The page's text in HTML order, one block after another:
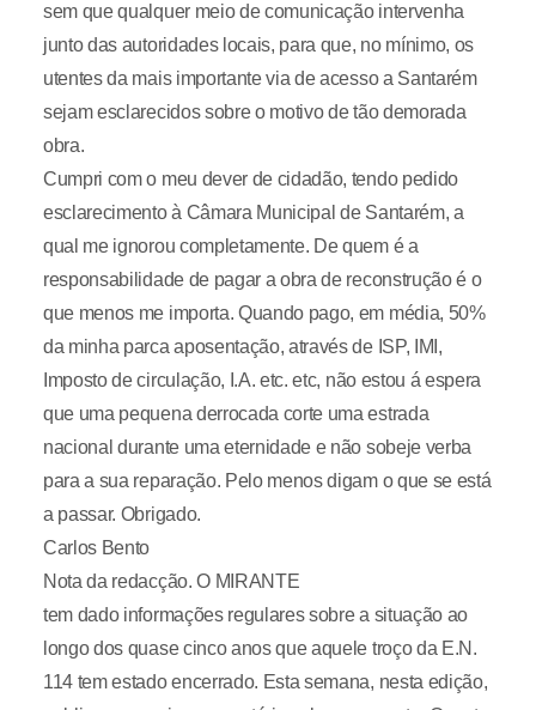
sem que qualquer meio de comunicação intervenha
junto das autoridades locais, para que, no mínimo, os
utentes da mais importante via de acesso a Santarém
sejam esclarecidos sobre o motivo de tão demorada
obra.
Cumpri com o meu dever de cidadão, tendo pedido
esclarecimento à Câmara Municipal de Santarém, a
qual me ignorou completamente. De quem é a
responsabilidade de pagar a obra de reconstrução é o
que menos me importa. Quando pago, em média, 50%
da minha parca aposentação, através de ISP, IMI,
Imposto de circulação, I.A. etc. etc, não estou á espera
que uma pequena derrocada corte uma estrada
nacional durante uma eternidade e não sobeje verba
para a sua reparação. Pelo menos digam o que se está
a passar. Obrigado.
Carlos Bento
Nota da redacção. O MIRANTE
tem dado informações regulares sobre a situação ao
longo dos quase cinco anos que aquele troço da E.N.
114 tem estado encerrado. Esta semana, nesta edição,